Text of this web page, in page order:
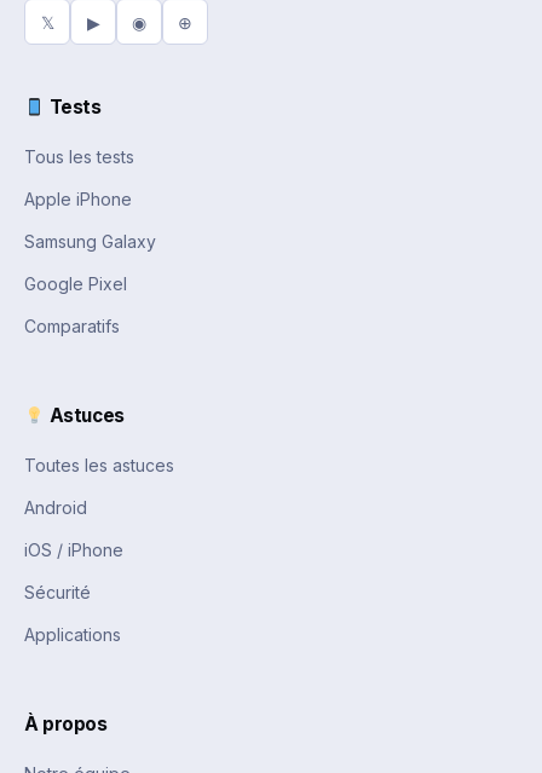
𝕏 ▶ ◉ ⊕
Tests
Tous les tests
Apple iPhone
Samsung Galaxy
Google Pixel
Comparatifs
Astuces
Toutes les astuces
Android
iOS / iPhone
Sécurité
Applications
À propos